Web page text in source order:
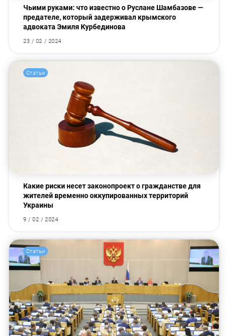
Чьими руками: что известно о Руслане Шамбазове —
предателе, который задерживал крымского
адвоката Эмиля Курбединова
23 / 02 / 2024
Статьи
Какие риски несет законопроект о гражданстве для
жителей временно оккупированных территорий
Украины
9 / 02 / 2024
Статьи